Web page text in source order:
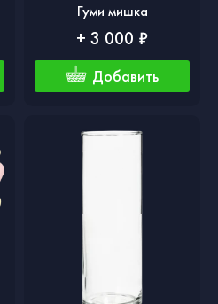
Гуми мишка
+ 3 000 ₽
Добавить